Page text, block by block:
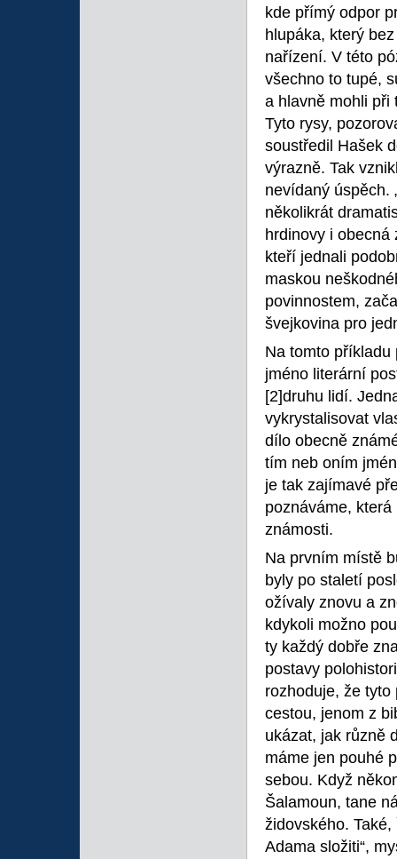
kde přímý odpor
hlupáka, který
nařízení. V této
všechno to tupé,
a hlavně mohli při
Tyto rysy,
soustředil Hašek
výrazně. Tak
nevídaný úspěch.
několikrát
hrdinovy i
kteří jednali
maskou
povinnostem,
švejkovina pro
Na tomto příkladu
jméno literární
[2]druhu lidí.
vykrystalisovat
dílo obecně
tím neb oním
je tak zajímavé
poznáváme,
známosti.
Na prvním místě
byly po staletí
ožívaly znovu a
kdykoli možno
ty každý dobře
postavy
rozhoduje, že
cestou, jenom z
ukázat, jak různě
máme jen pouhé
sebou. Když
Šalamoun, tane
židovského.
Adama složiti“,